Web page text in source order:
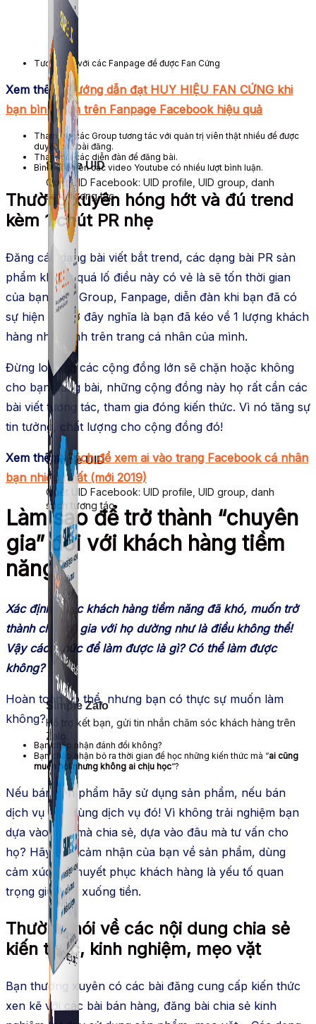
Simple UID
Quét UID Facebook: UID profile, UID group, danh
sách tương tác
Simple Zalo
Hỗ trợ kết bạn, gửi tin nhắn chăm sóc khách hàng trên
Zalo.
Simple UID
Quét UID Facebook: UID profile, UID group, danh
sách tương tác
Tương tác với các Fanpage để được Fan Cứng
Xem thêm:Hướng dẫn đạt HUY HIỆU FAN CỨNG khi
bạn bình luận trên Fanpage Facebook hiệu quả
Tham gia các Group tương tác với quản trị viên thật nhiều để được
duyệt các bài đăng.
Tham gia các diễn đàn để đăng bài.
Bình luận trên các video Youtube có nhiều lượt bình luận.
Thường xuyên hóng hớt và đú trend
kèm 1 chút PR nhẹ
Đăng các dạng bài viết bắt trend, các dạng bài PR sản
phẩm không quá lố điều này có vẻ là sẽ tốn thời gian
của bạn. Các Group, Fanpage, diễn đàn khi bạn đã có
sự hiện diện ở đây nghĩa là bạn đã kéo về 1 lượng khách
hàng nhất định trên trang cá nhân của mình.
Đừng lo rằng các cộng đồng lớn sẽ chặn hoặc không
cho bạn đăng bài, những cộng đồng này họ rất cần các
bài viết tương tác, tham gia đóng kiến thức. Vì nó tăng sự
tin tưởng, chất lượng cho cộng đồng đó!
Xem thêm:Cách để xem ai vào trang Facebook cá nhân
bạn nhiều nhất (mới 2019)
Làm sao để trở thành “chuyên
gia” đối với khách hàng tiềm
năng?
Xác định được khách hàng tiềm năng đã khó, muốn trở
thành chuyên gia với họ dường như là điều không thể!
Vậy cách thức để làm được là gì? Có thể làm được
không?
Hoàn toàn có thể, nhưng bạn có thực sự muốn làm
không?
Bạn chấp nhận đánh đổi không?
Bạn chấp nhận bỏ ra thời gian để học những kiến thức mà “ai cũng
muốn hỏi nhưng không ai chịu học“?
Nếu bán sản phẩm hãy sử dụng sản phẩm, nếu bán
dịch vụ hãy dùng dịch vụ đó! Vì không trải nghiệm bạn
dựa vào đâu mà chia sẻ, dựa vào đâu mà tư vấn cho
họ? Hãy đưa cảm nhận của bạn về sản phẩm, dùng
cảm xúc để thuyết phục khách hàng là yếu tố quan
trọng giúp họ xuống tiền.
Thường nói về các nội dung chia sẻ
kiến thức, kinh nghiệm, mẹo vặt
Bạn thường xuyên có các bài đăng cung cấp kiến thức
xen kẽ với các bài bán hàng, đăng bài chia sẻ kinh